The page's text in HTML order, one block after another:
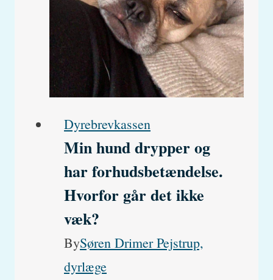
Dyrebrevkassen
Min hund drypper og
har forhudsbetændelse.
Hvorfor går det ikke
væk?
BySøren Drimer Pejstrup,
dyrlæge